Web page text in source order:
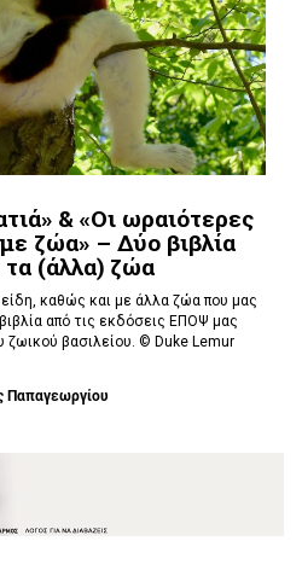
& «Οι ωραιότερες
ζώα» – Δύο βιβλία
(άλλα) ζώα
καθώς και με άλλα ζώα που μας
από τις εκδόσεις ΕΠΟΨ μας
ζωικού βασιλείου. © Duke Lemur
Παπαγεωργίου